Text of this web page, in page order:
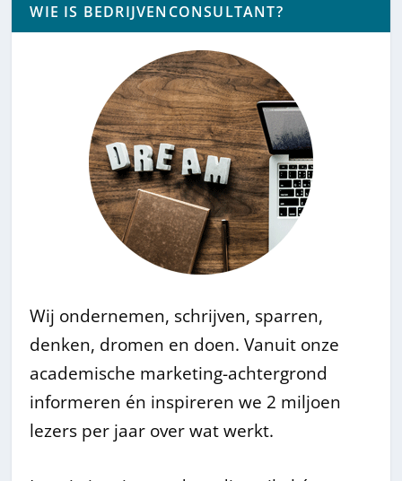
WIE IS BEDRIJVENCONSULTANT?
Wij ondernemen, schrijven, sparren,
denken, dromen en doen. Vanuit onze
academische marketing-achtergrond
informeren én inspireren we 2 miljoen
lezers per jaar over wat werkt.